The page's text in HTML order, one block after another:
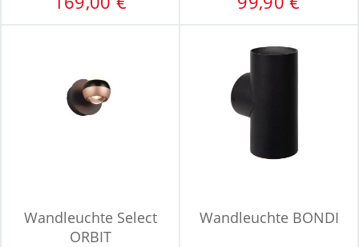
Wandleuchte Select
ORBIT
Wandleuchte BONDI